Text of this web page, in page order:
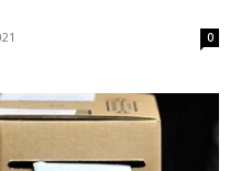
0